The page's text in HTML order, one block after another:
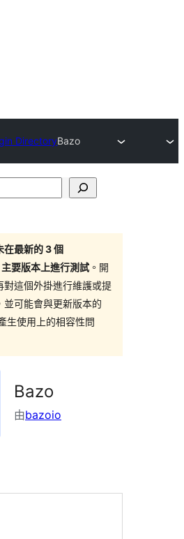
DirectoryBazo
在最新的 3 個
要版本上進行測試 。開
對這個外掛進行維護或提
並可能會與更新版本的
生使用上的相容性問
Bazo
由bazoio